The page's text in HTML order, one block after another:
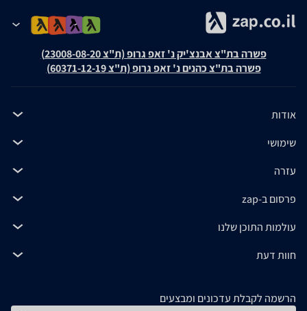
פשרה בת"צ אבנצ'יק נ' זאפ גרופ (ת"צ 23008-08-20)
פשרה בת"צ כהנים נ' זאפ גרופ (ת"צ 60371-12-19)
אודות
שימושי
עזרה
פרסום ב-zap
עולמות התוכן שלנו
חוות דעת
הרשמה לקבלת עדכונים ומבצעים